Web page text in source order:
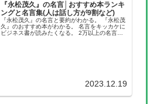
『永松茂久』の名言│おすすめ本ランキ
ングと名言集(人は話し方が9割など)
『永松茂久』の名言と要約がわかる。 『永松茂
久』のおすすめ本がわかる。 名言をキッカケに
ビジネス書が読みたくなる。 2万以上の名言を
2023.12.19